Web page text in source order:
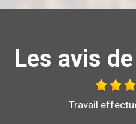
Les avis
Au top, je